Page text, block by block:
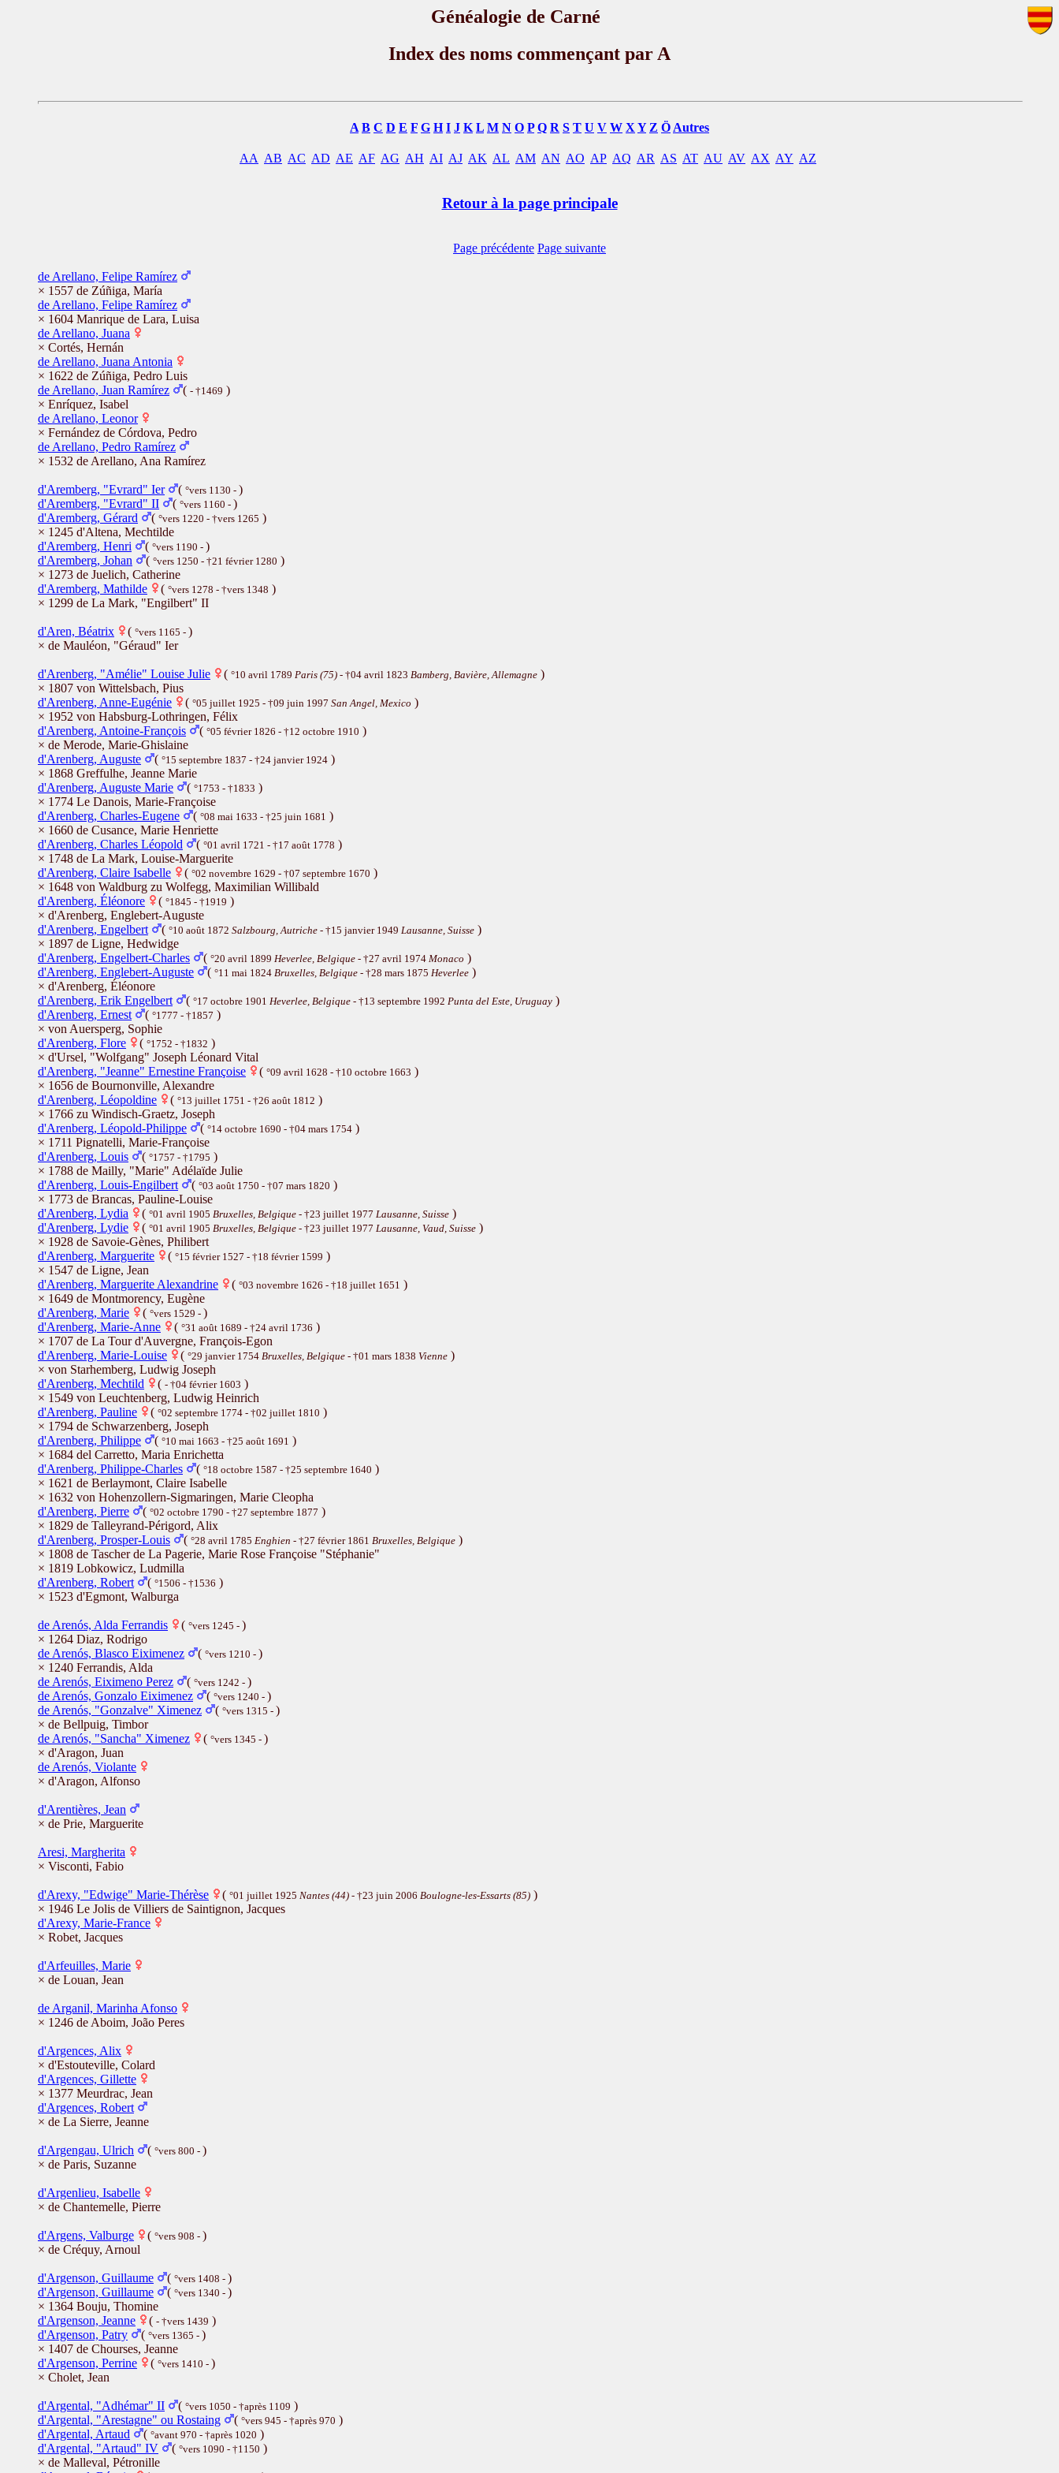
Généalogie de Carné
Index des noms commençant par A
A B C D E F G H I J K L M N O P Q R S T U V W X Y Z Ö Autres
AA AB AC AD AE AF AG AH AI AJ AK AL AM AN AO AP AQ AR AS AT AU AV AX AY AZ
Retour à la page principale
Page précédente Page suivante
de Arellano, Felipe Ramírez
× 1557 de Zúñiga, María
de Arellano, Felipe Ramírez
× 1604 Manrique de Lara, Luisa
de Arellano, Juana
× Cortés, Hernán
de Arellano, Juana Antonia
× 1622 de Zúñiga, Pedro Luis
de Arellano, Juan Ramírez
( - †1469 )
× Enríquez, Isabel
de Arellano, Leonor
× Fernández de Córdova, Pedro
de Arellano, Pedro Ramírez
× 1532 de Arellano, Ana Ramírez
d'Aremberg, "Evrard" Ier ( °vers 1130 - )
d'Aremberg, "Evrard" II
( °vers 1160 - )
d'Aremberg, Gérard
( °vers 1220 - †vers 1265 )
× 1245 d'Altena, Mechtilde
d'Aremberg, Henri
( °vers 1190 - )
d'Aremberg, Johan
( °vers 1250 - †21 février 1280 )
× 1273 de Juelich, Catherine
d'Aremberg, Mathilde
( °vers 1278 - †vers 1348 )
× 1299 de La Mark, "Engilbert" II
d'Aren, Béatrix ( °vers 1165 - )
× de Mauléon, "Géraud" Ier
d'Arenberg, "Amélie" Louise Julie ( °10 avril 1789 Paris (75) - †04 avril 1823 Bamberg, Bavière, Allemagne )
× 1807 von Wittelsbach, Pius
d'Arenberg, Anne-Eugénie
( °05 juillet 1925 - †09 juin 1997 San Angel, Mexico )
× 1952 von Habsburg-Lothringen, Félix
d'Arenberg, Antoine-François
( °05 février 1826 - †12 octobre 1910 )
× de Merode, Marie-Ghislaine
d'Arenberg, Auguste
( °15 septembre 1837 - †24 janvier 1924 )
× 1868 Greffulhe, Jeanne Marie
d'Arenberg, Auguste Marie
( °1753 - †1833 )
× 1774 Le Danois, Marie-Françoise
d'Arenberg, Charles-Eugene
( °08 mai 1633 - †25 juin 1681 )
× 1660 de Cusance, Marie Henriette
d'Arenberg, Charles Léopold
( °01 avril 1721 - †17 août 1778 )
× 1748 de La Mark, Louise-Marguerite
d'Arenberg, Claire Isabelle
( °02 novembre 1629 - †07 septembre 1670 )
× 1648 von Waldburg zu Wolfegg, Maximilian Willibald
d'Arenberg, Éléonore
( °1845 - †1919 )
× d'Arenberg, Englebert-Auguste
d'Arenberg, Engelbert
( °10 août 1872 Salzbourg, Autriche - †15 janvier 1949 Lausanne, Suisse )
× 1897 de Ligne, Hedwidge
d'Arenberg, Engelbert-Charles
( °20 avril 1899 Heverlee, Belgique - †27 avril 1974 Monaco )
d'Arenberg, Englebert-Auguste
( °11 mai 1824 Bruxelles, Belgique - †28 mars 1875 Heverlee )
× d'Arenberg, Éléonore
d'Arenberg, Erik Engelbert
( °17 octobre 1901 Heverlee, Belgique - †13 septembre 1992 Punta del Este, Uruguay )
d'Arenberg, Ernest
( °1777 - †1857 )
× von Auersperg, Sophie
d'Arenberg, Flore
( °1752 - †1832 )
× d'Ursel, "Wolfgang" Joseph Léonard Vital
d'Arenberg, "Jeanne" Ernestine Françoise
( °09 avril 1628 - †10 octobre 1663 )
× 1656 de Bournonville, Alexandre
d'Arenberg, Léopoldine
( °13 juillet 1751 - †26 août 1812 )
× 1766 zu Windisch-Graetz, Joseph
d'Arenberg, Léopold-Philippe
( °14 octobre 1690 - †04 mars 1754 )
× 1711 Pignatelli, Marie-Françoise
d'Arenberg, Louis
( °1757 - †1795 )
× 1788 de Mailly, "Marie" Adélaïde Julie
d'Arenberg, Louis-Engilbert
( °03 août 1750 - †07 mars 1820 )
× 1773 de Brancas, Pauline-Louise
d'Arenberg, Lydia
( °01 avril 1905 Bruxelles, Belgique - †23 juillet 1977 Lausanne, Suisse )
d'Arenberg, Lydie
( °01 avril 1905 Bruxelles, Belgique - †23 juillet 1977 Lausanne, Vaud, Suisse )
× 1928 de Savoie-Gènes, Philibert
d'Arenberg, Marguerite
( °15 février 1527 - †18 février 1599 )
× 1547 de Ligne, Jean
d'Arenberg, Marguerite Alexandrine
( °03 novembre 1626 - †18 juillet 1651 )
× 1649 de Montmorency, Eugène
d'Arenberg, Marie
( °vers 1529 - )
d'Arenberg, Marie-Anne
( °31 août 1689 - †24 avril 1736 )
× 1707 de La Tour d'Auvergne, François-Egon
d'Arenberg, Marie-Louise
( °29 janvier 1754 Bruxelles, Belgique - †01 mars 1838 Vienne )
× von Starhemberg, Ludwig Joseph
d'Arenberg, Mechtild
( - †04 février 1603 )
× 1549 von Leuchtenberg, Ludwig Heinrich
d'Arenberg, Pauline
( °02 septembre 1774 - †02 juillet 1810 )
× 1794 de Schwarzenberg, Joseph
d'Arenberg, Philippe
( °10 mai 1663 - †25 août 1691 )
× 1684 del Carretto, Maria Enrichetta
d'Arenberg, Philippe-Charles
( °18 octobre 1587 - †25 septembre 1640 )
× 1621 de Berlaymont, Claire Isabelle
× 1632 von Hohenzollern-Sigmaringen, Marie Cleopha
d'Arenberg, Pierre
( °02 octobre 1790 - †27 septembre 1877 )
× 1829 de Talleyrand-Périgord, Alix
d'Arenberg, Prosper-Louis
( °28 avril 1785 Enghien - †27 février 1861 Bruxelles, Belgique )
× 1808 de Tascher de La Pagerie, Marie Rose Françoise "Stéphanie"
× 1819 Lobkowicz, Ludmilla
d'Arenberg, Robert
( °1506 - †1536 )
× 1523 d'Egmont, Walburga
de Arenós, Alda Ferrandis ( °vers 1245 - )
× 1264 Diaz, Rodrigo
de Arenós, Blasco Eiximenez
( °vers 1210 - )
× 1240 Ferrandis, Alda
de Arenós, Eiximeno Perez
( °vers 1242 - )
de Arenós, Gonzalo Eiximenez
( °vers 1240 - )
de Arenós, "Gonzalve" Ximenez
( °vers 1315 - )
× de Bellpuig, Timbor
de Arenós, "Sancha" Ximenez
( °vers 1345 - )
× d'Aragon, Juan
de Arenós, Violante
× d'Aragon, Alfonso
d'Arentières, Jean
× de Prie, Marguerite
Aresi, Margherita
× Visconti, Fabio
d'Arexy, "Edwige" Marie-Thérèse ( °01 juillet 1925 Nantes (44) - †23 juin 2006 Boulogne-les-Essarts (85) )
× 1946 Le Jolis de Villiers de Saintignon, Jacques
d'Arexy, Marie-France
× Robet, Jacques
d'Arfeuilles, Marie
× de Louan, Jean
de Arganil, Marinha Afonso
× 1246 de Aboim, João Peres
d'Argences, Alix
× d'Estouteville, Colard
d'Argences, Gillette
× 1377 Meurdrac, Jean
d'Argences, Robert
× de La Sierre, Jeanne
d'Argengau, Ulrich ( °vers 800 - )
× de Paris, Suzanne
d'Argenlieu, Isabelle
× de Chantemelle, Pierre
d'Argens, Valburge ( °vers 908 - )
× de Créquy, Arnoul
d'Argenson, Guillaume ( °vers 1408 - )
d'Argenson, Guillaume
( °vers 1340 - )
× 1364 Bouju, Thomine
d'Argenson, Jeanne
( - †vers 1439 )
d'Argenson, Patry
( °vers 1365 - )
× 1407 de Chourses, Jeanne
d'Argenson, Perrine
( °vers 1410 - )
× Cholet, Jean
d'Argental, "Adhémar" II ( °vers 1050 - †après 1109 )
d'Argental, "Arestagne" ou Rostaing
( °vers 945 - †après 970 )
d'Argental, Artaud
( °avant 970 - †après 1020 )
d'Argental, "Artaud" IV
( °vers 1090 - †1150 )
× de Malleval, Pétronille